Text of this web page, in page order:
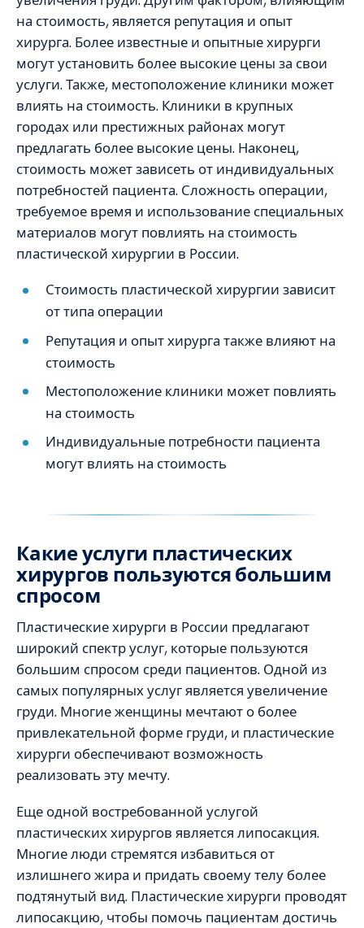
на стоимость, является репутация и опыт
хирурга. Более известные и опытные хирурги
могут установить более высокие цены за свои
услуги. Также, местоположение клиники может
влиять на стоимость. Клиники в крупных
городах или престижных районах могут
предлагать более высокие цены. Наконец,
стоимость может зависеть от индивидуальных
потребностей пациента. Сложность операции,
требуемое время и использование специальных
материалов могут повлиять на стоимость
пластической хирургии в России.
Стоимость пластической хирургии зависит
от типа операции
Репутация и опыт хирурга также влияют на
стоимость
Местоположение клиники может повлиять
на стоимость
Индивидуальные потребности пациента
могут влиять на стоимость
Какие услуги пластических
хирургов пользуются большим
спросом
Пластические хирурги в России предлагают
широкий спектр услуг, которые пользуются
большим спросом среди пациентов. Одной из
самых популярных услуг является увеличение
груди. Многие женщины мечтают о более
привлекательной форме груди, и пластические
хирурги обеспечивают возможность
реализовать эту мечту.
Еще одной востребованной услугой
пластических хирургов является липосакция.
Многие люди стремятся избавиться от
излишнего жира и придать своему телу более
подтянутый вид. Пластические хирурги проводят
липосакцию, чтобы помочь пациентам достичь